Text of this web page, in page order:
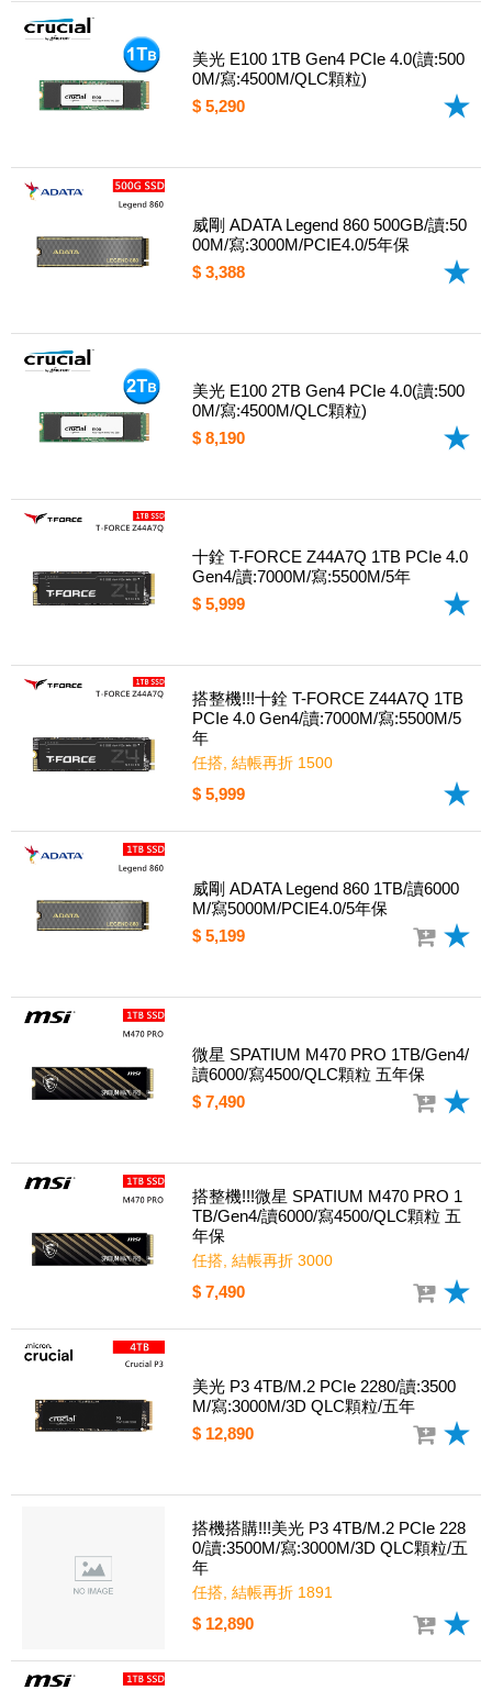
美光 E100 1TB Gen4 PCIe 4.0(讀:500
0M/寫:4500M/QLC顆粒)
$ 5,290
威剛 ADATA Legend 860 500GB/讀:50
00M/寫:3000M/PCIE4.0/5年保
$ 3,388
美光 E100 2TB Gen4 PCIe 4.0(讀:500
0M/寫:4500M/QLC顆粒)
$ 8,190
十銓 T-FORCE Z44A7Q 1TB PCIe 4.0
Gen4/讀:7000M/寫:5500M/5年
$ 5,999
搭整機!!!十銓 T-FORCE Z44A7Q 1TB
PCIe 4.0 Gen4/讀:7000M/寫:5500M/5
年
任搭, 結帳再折 1500
$ 5,999
威剛 ADATA Legend 860 1TB/讀6000
M/寫5000M/PCIE4.0/5年保
$ 5,199
微星 SPATIUM M470 PRO 1TB/Gen4/
讀6000/寫4500/QLC顆粒 五年保
$ 7,490
搭整機!!!微星 SPATIUM M470 PRO 1
TB/Gen4/讀6000/寫4500/QLC顆粒 五
年保
任搭, 結帳再折 3000
$ 7,490
美光 P3 4TB/M.2 PCIe 2280/讀:3500
M/寫:3000M/3D QLC顆粒/五年
$ 12,890
搭機搭購!!!美光 P3 4TB/M.2 PCIe 228
0/讀:3500M/寫:3000M/3D QLC顆粒/五
年
任搭, 結帳再折 1891
$ 12,890